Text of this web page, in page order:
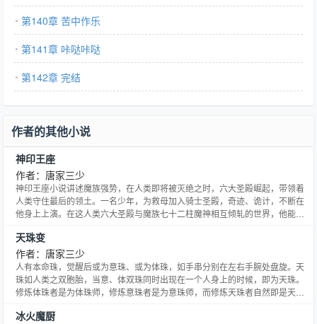
第140章 苦中作乐
第141章 咔哒咔哒
第142章 完结
作者的其他小说
神印王座
作者：唐家三少
神印王座小说讲述魔族强势，在人类即将被灭绝之时，六大圣殿崛起，带领着
人类守住最后的领土。一名少年，为救母加入骑士圣殿，奇迹、诡计，不断在
他身上上演。在这人类六大圣殿与魔族七十二柱魔神相互倾轧的世界，他能否
天珠变
作者：唐家三少
人有本命珠，觉醒后或为意珠、或为体珠，如手串分别在左右手腕处盘旋。天
珠如人类之双胞胎，当意、体双珠同时出现在一个人身上的时候，即为天珠。
修炼体珠者是为体珠师，修炼意珠者是为意珠师，而修炼天珠者自然即是天珠
我们的主角就是一位修炼着天珠变的弓箭手。
冰火魔厨